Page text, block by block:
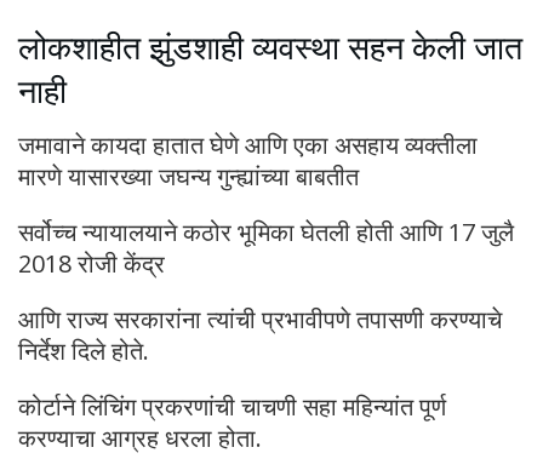
लोकशाहीत झुंडशाही व्यवस्था सहन केली जात
नाही
जमावाने कायदा हातात घेणे आणि एका असहाय व्यक्तीला
मारणे यासारख्या जघन्य गुन्ह्यांच्या बाबतीत
सर्वोच्च न्यायालयाने कठोर भूमिका घेतली होती आणि 17 जुलै
2018 रोजी केंद्र
आणि राज्य सरकारांना त्यांची प्रभावीपणे तपासणी करण्याचे
निर्देश दिले होते.
कोर्टाने लिंचिंग प्रकरणांची चाचणी सहा महिन्यांत पूर्ण
करण्याचा आग्रह धरला होता.